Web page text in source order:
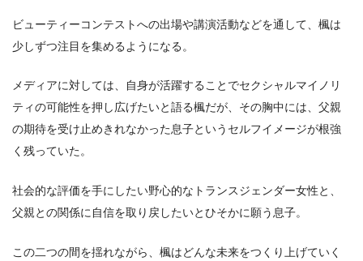
ビューティーコンテストへの出場や講演活動などを通して、楓は
少しずつ注目を集めるようになる。
メディアに対しては、自身が活躍することでセクシャルマイノリ
ティの可能性を押し広げたいと語る楓だが、その胸中には、父親
の期待を受け止めきれなかった息子というセルフイメージが根強
く残っていた。
社会的な評価を手にしたい野心的なトランスジェンダー女性と、
父親との関係に自信を取り戻したいとひそかに願う息子。
この二つの間を揺れながら、楓はどんな未来をつくり上げていく